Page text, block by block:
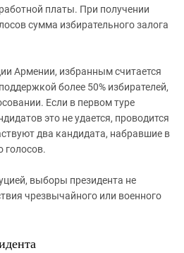
платы. При получении
сумма избирательного залога
Армении, избранным считается
более 50% избирателей,
Если в первом туре
это не удается, проводится
два кандидата, набравшие в
голосов.
выборы президента не
чрезвычайного или военного